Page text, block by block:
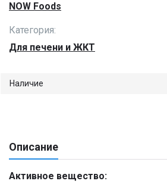
NOW Foods
Категория:
Для печени и ЖКТ
Наличие
Описание
Активное вещество: